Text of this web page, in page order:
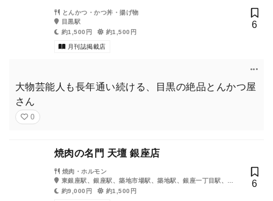
とんかつ・かつ丼・揚げ物
目黒駅
約1,500円
約1,500円
月刊誌掲載店
6
大物芸能人も長年通い続ける、目黒の絶品とんかつ屋
さん
0
焼肉の名門 天壇 銀座店
焼肉・ホルモン
東銀座駅、銀座駅、築地市場駅、築地駅、銀座一丁目駅、新
富町駅、有楽町駅
約9,000円 約1,500円
6